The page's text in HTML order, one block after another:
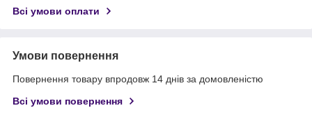
Всі умови оплати
Умови повернення
Повернення товару впродовж 14 днів за домовленістю
Всі умови повернення